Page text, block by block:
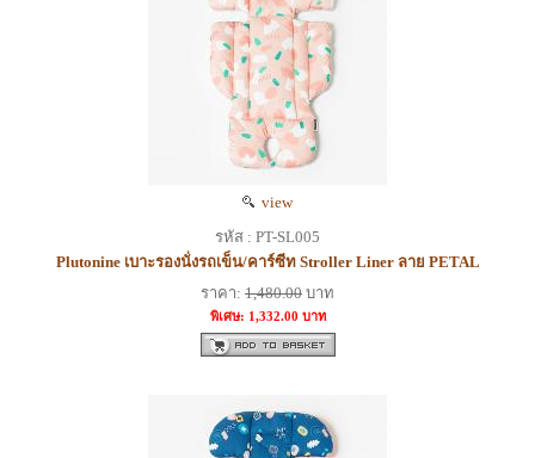
view
รหัส : PT-SL005
Plutonine เบาะรองนั่งรถเข็น/คาร์ซีท Stroller Liner ลาย PETAL
ราคา: 1,480.00 บาท
พิเศษ: 1,332.00 บาท